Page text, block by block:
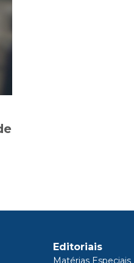
Editoriais
Matérias Especiais